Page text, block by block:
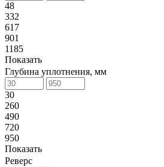
48
332
617
901
1185
Показать
Глубина уплотнения, мм
30
260
490
720
950
Показать
Реверс